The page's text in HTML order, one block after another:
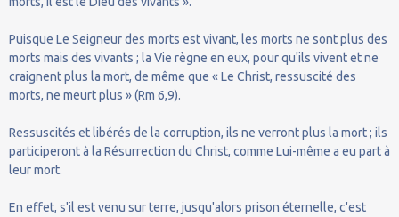
Puisque Le Seigneur des morts est vivant, les morts ne sont plus des
morts mais des vivants ; la Vie règne en eux, pour qu'ils vivent et ne
craignent plus la mort, de même que « Le Christ, ressuscité des
morts, ne meurt plus » (Rm 6,9).
Ressuscités et libérés de la corruption, ils ne verront plus la mort ; ils
participeront à la Résurrection du Christ, comme Lui-même a eu part à
leur mort.
En effet, s'il est venu sur terre, jusqu'alors prison éternelle, c'est